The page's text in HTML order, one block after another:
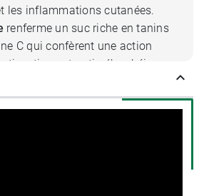
les inflammations cutanées.
renferme un suc riche en tanins
C qui confèrent une action
et anti-séborrhéique.
et soulage la peau